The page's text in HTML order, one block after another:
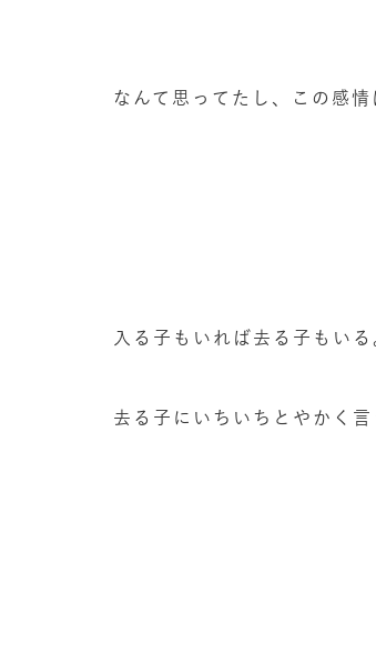
なんて思ってたし、この感
入る子もいれば去る子もいる
去る子にいちいちとやかく